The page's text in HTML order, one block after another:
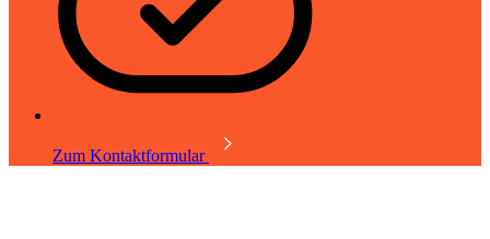
Zum Kontaktformular